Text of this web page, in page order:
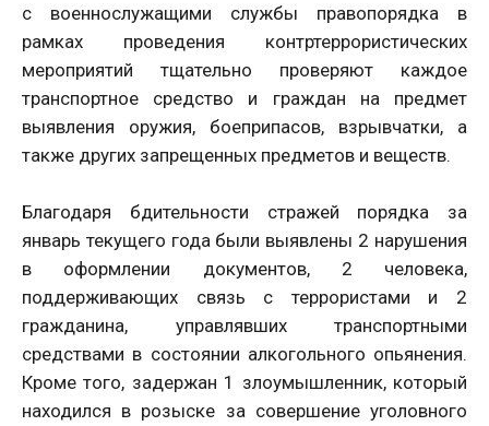
с военнослужащими службы правопорядка в
рамках проведения контртеррористических
мероприятий тщательно проверяют каждое
транспортное средство и граждан на предмет
выявления оружия, боеприпасов, взрывчатки, а
также других запрещенных предметов и веществ.
Благодаря бдительности стражей порядка за
январь текущего года были выявлены 2 нарушения
в оформлении документов, 2 человека,
поддерживающих связь с террористами и 2
гражданина, управлявших транспортными
средствами в состоянии алкогольного опьянения.
Кроме того, задержан 1 злоумышленник, который
находился в розыске за совершение уголовного